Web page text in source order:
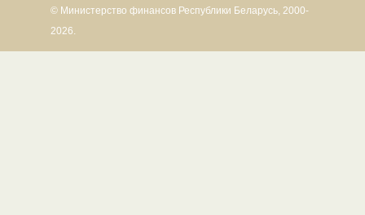
© Министерство финансов Республики Беларусь, 2000-
2026.